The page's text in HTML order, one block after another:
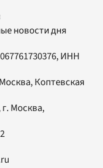
новости дня
ИНН
Коптевская
г. Москва,